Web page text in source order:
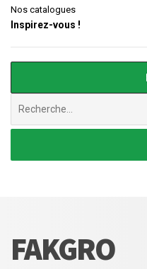
Nos catalogues
Inspirez-vous !
FAKGRO